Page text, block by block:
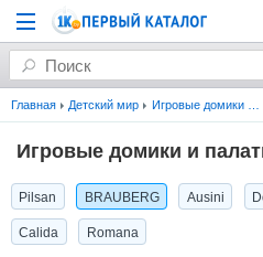
Главная Детский мир
Игровые домики и
Pilsan BRAUBERG Ausini
Calida Romana